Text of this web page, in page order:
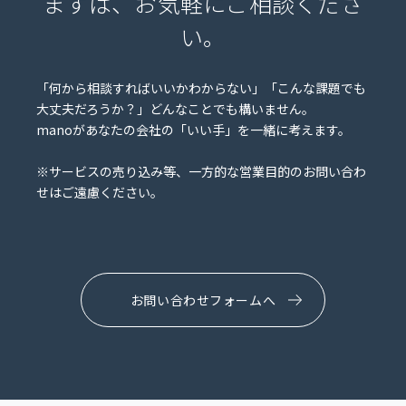
い。
「何から相談すればいいかわからない」「こんな課題でも
大丈夫だろうか？」どんなことでも構いません。
manoがあなたの会社の「いい手」を一緒に考えます。
※サービスの売り込み等、一方的な営業目的のお問い合わ
せはご遠慮ください。
お問い合わせフォームへ